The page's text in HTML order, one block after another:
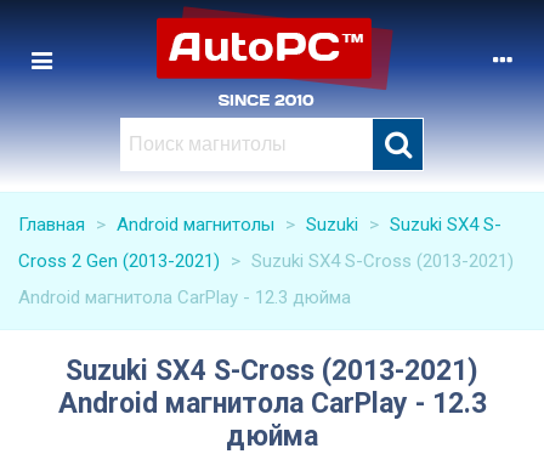
Главная > Android магнитолы > Suzuki > Suzuki SX4 S-
Cross 2 Gen (2013-2021)
> Suzuki SX4 S-Cross (2013-2021)
Android магнитола CarPlay - 12.3 дюйма
Suzuki SX4 S-Cross (2013-2021)
Android магнитола CarPlay - 12.3
дюйма